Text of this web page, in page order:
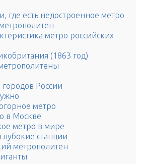
где есть недостроенное метро
метро российских
(1863 год)
России
метро
в Москве
метро в мире
станции
метрополитен